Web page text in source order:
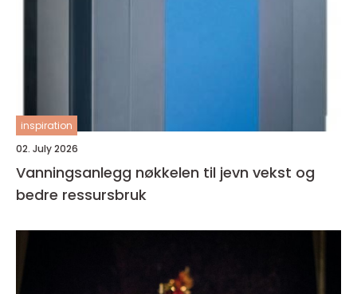
inspiration
02. July 2026
Vanningsanlegg nøkkelen til jevn vekst og
bedre ressursbruk